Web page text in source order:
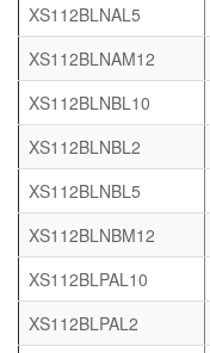
XS112BLNAL5
XS112BLNAM12
XS112BLNBL10
XS112BLNBL2
XS112BLNBL5
XS112BLNBM12
XS112BLPAL10
XS112BLPAL2